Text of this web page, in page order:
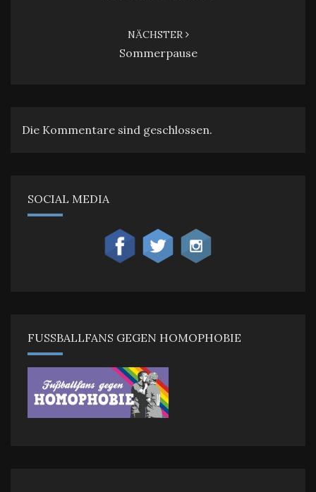
NÄCHSTER
Sommerpause
Die Kommentare sind geschlossen.
SOCIAL MEDIA
FUSSBALLFANS GEGEN HOMOPHOBIE